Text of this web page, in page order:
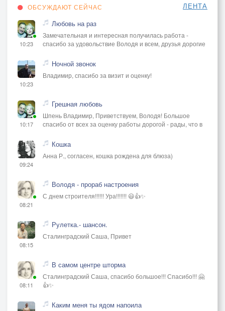
ОБСУЖДАЮТ СЕЙЧАС ЛЕНТА
10:23
Любовь на раз
Замечательная и интересная получилась работа -
спасибо за удовольствие Володя и всем, друзья дорогие
10:23
Ночной звонок
Владимир, спасибо за визит и оценку!
10:17
Грешная любовь
Шпень Владимир, Приветствуем, Володя! Большое
спасибо от всех за оценку работы дорогой - рады, что в
09:24
Кошка
Анна Р., согласен, кошка рождена для блюза)
08:21
Володя - прораб настроения
С днем строителя!!!!!! Ура!!!!!!! 😃👍✨
08:15
Рулетка.- шансон.
Сталинградский Саша, Привет
08:11
В самом центре шторма
Сталинградский Саша, спасибо большое!!! Спасибо!!! 🤗
👍✨
Каким меня ты ядом напоила